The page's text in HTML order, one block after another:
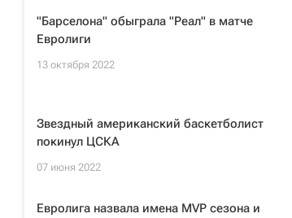
"Барселона" обыграла "Реал" в матче
Евролиги
13 октября 2022
Звездный американский баскетболист
покинул ЦСКА
07 июня 2022
Евролига назвала имена MVP сезона и